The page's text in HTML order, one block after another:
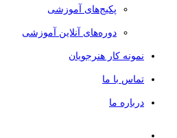
پکیج‌های آموزشی
دوره‌های آنلاین آموزشی
نمونه کار هنرجویان
تماس با ما
درباره ما